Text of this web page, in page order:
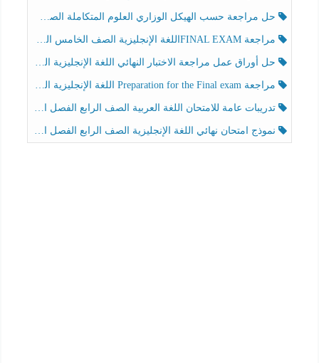
حل مراجعة حسب الهيكل الوزاري العلوم المتكاملة الصف الخامس عام الفصل الثالث
مراجعة FINAL EXAMاللغة الإنجليزية الصف الخامس الفصل الثالث
حل أوراق عمل مراجعة الاختبار النهائي اللغة الإنجليزية الصف الرابع الفصل الثالث
مراجعة Preparation for the Final exam اللغة الإنجليزية الصف الرابع الفصل الثالث
تدريبات عامة للامتحان اللغة العربية الصف الرابع الفصل الثالث
نموذج امتحان نهائي اللغة الإنجليزية الصف الرابع الفصل الثالث